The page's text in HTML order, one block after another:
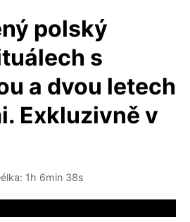
polský
s
a dvou letech
Exkluzivně v
1h 6min 38s